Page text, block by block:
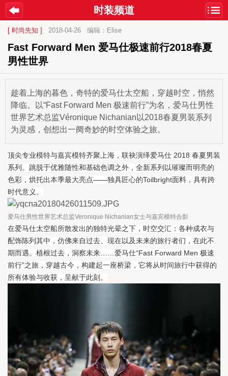
时装频道
[ 时尚先知 ] 2018-04-26 编辑：Elise
Fast Forward Men 爱马仕极速前行2018春夏
男性世界
趁着上海的暮色，奇特的爱马仕太空船，穿越时空，悄然
降临。以“Fast Forward Men 极速前行”为名，爱马仕男性
世界艺术总监Véronique Nichanian以2018春夏男装系列
为灵感，创想出一阕奇妙的时空体验之旅。
顶尖专业模特与嘉宾模特齐聚上海，联袂演绎爱马仕 2018 春夏男装
系列。跳脱于优雅随性和基础色调之外，全新系列以璀璨而明亮的
色彩，烘托出本季最大亮点——独具匠心的Toilbright面料，具有跨
时代意义。
爱马仕男性世界艺术总监Veronique Nichanian女士与嘉宾模特合影
在爱马仕太空船所散发出的独特光晕之下，时空交汇：各种成衣与
配饰陈列其中，仿佛来自过去、现在以及未来的旅行者们，在此不
期而遇。 植根过去，洞察未来……爱马仕“Fast Forward Men 极速
前行”之旅，穿越古今，构建起一座桥梁，它将从时间旅行中获得的
所有体验与收获，呈献于此刻。